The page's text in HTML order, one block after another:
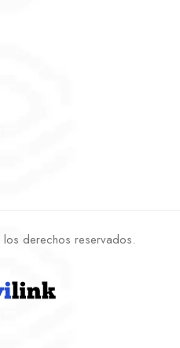
derechos reservados.